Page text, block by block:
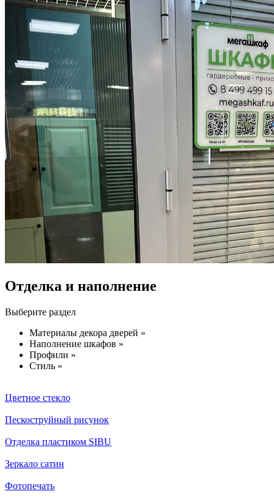
Отделка и наполнение
Выберите раздел
Материалы декора дверей »
Наполнение шкафов »
Профили »
Стиль »
Цветное стекло
Пескоструйный рисунок
Отделка пластиком SIBU
Зеркало сатин
Фотопечать